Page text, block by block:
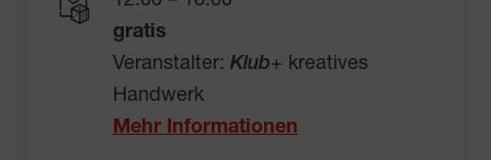
gratis
Veranstalter: Klub+ kreatives
Handwerk
Mehr Informationen